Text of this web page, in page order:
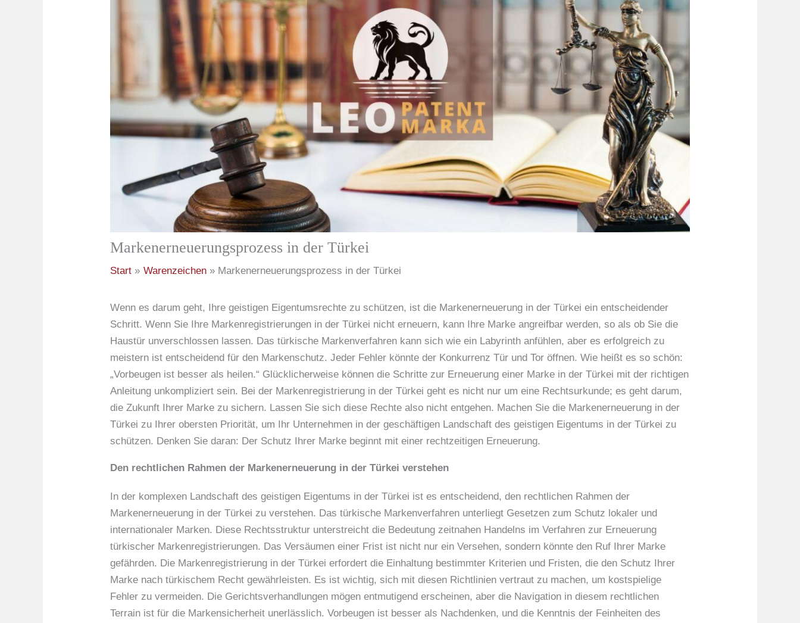
Markenerneuerungsprozess in der Türkei
Start Warenzeichen Markenerneuerungsprozess in der Türkei
Wenn es darum geht, Ihre geistigen Eigentumsrechte zu schützen, ist die Markenerneuerung in der Türkei ein entscheidender
Schritt. Wenn Sie Ihre Markenregistrierungen in der Türkei nicht erneuern, kann Ihre Marke angreifbar werden, so als ob Sie die
Haustür unverschlossen lassen. Das türkische Markenverfahren kann sich wie ein Labyrinth anfühlen, aber es erfolgreich zu
meistern ist entscheidend für den Markenschutz. Jeder Fehler könnte der Konkurrenz Tür und Tor öffnen. Wie heißt es so schön:
„Vorbeugen ist besser als heilen.“ Glücklicherweise können die Schritte zur Erneuerung einer Marke in der Türkei mit der richtigen
Anleitung unkompliziert sein. Bei der Markenregistrierung in der Türkei geht es nicht nur um eine Rechtsurkunde; es geht darum,
die Zukunft Ihrer Marke zu sichern. Lassen Sie sich diese Rechte also nicht entgehen. Machen Sie die Markenerneuerung in der
Türkei zu Ihrer obersten Priorität, um Ihr Unternehmen in der geschäftigen Landschaft des geistigen Eigentums in der Türkei zu
schützen. Denken Sie daran: Der Schutz Ihrer Marke beginnt mit einer rechtzeitigen Erneuerung.
Den rechtlichen Rahmen der Markenerneuerung in der Türkei verstehen
In der komplexen Landschaft des geistigen Eigentums in der Türkei ist es entscheidend, den rechtlichen Rahmen der
Markenerneuerung in der Türkei zu verstehen. Das türkische Markenverfahren unterliegt Gesetzen zum Schutz lokaler und
internationaler Marken. Diese Rechtsstruktur unterstreicht die Bedeutung zeitnahen Handelns im Verfahren zur Erneuerung
türkischer Markenregistrierungen. Das Versäumen einer Frist ist nicht nur ein Versehen, sondern könnte den Ruf Ihrer Marke
gefährden. Die Markenregistrierung in der Türkei erfordert die Einhaltung bestimmter Kriterien und Fristen, die den Schutz Ihrer
Marke nach türkischem Recht gewährleisten. Es ist wichtig, sich mit diesen Richtlinien vertraut zu machen, um kostspielige
Fehler zu vermeiden. Die Gerichtsverhandlungen mögen entmutigend erscheinen, aber die Navigation in diesem rechtlichen
Terrain ist für die Markensicherheit unerlässlich. Vorbeugen ist besser als Nachdenken, und die Kenntnis der Feinheiten des